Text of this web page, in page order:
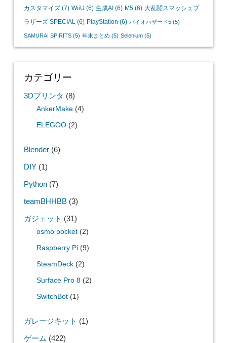
カスタマイズ(7) WiiU (6) 生成AI (6) M5(6) 大乱闘スマッシュブ
ラザーズ SPECIAL (6) PlayStation (6) バイオハザード5(5)
SAMURAI SPIRITS(5) 年末まとめ(5) Selenium(5)
カテゴリー
3Dプリンタ (8)
AnkerMake(4)
ELEGOO(2)
Blender(6)
DIY(1)
Python(7)
teamBHHBB(3)
ガジェット (31)
osmo pocket(2)
Raspberry Pi(9)
SteamDeck(2)
Surface Pro 8(2)
SwitchBot(1)
ガレージキット (1)
ゲーム (422)